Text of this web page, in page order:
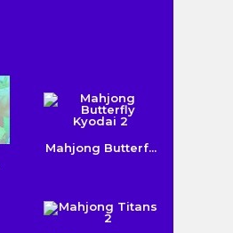
Mahjong Butterf...